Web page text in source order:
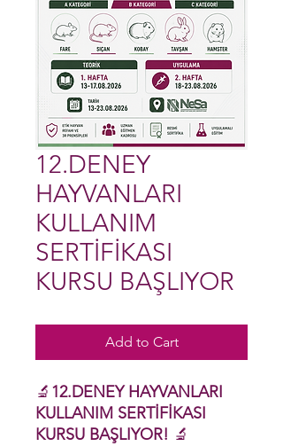
12.DENEY
HAYVANLARI
KULLANIM
SERTİFİKASI
KURSU BAŞLIYOR
Add to Cart
🔬 12.DENEY HAYVANLARI
KULLANIM SERTİFİKASI
KURSU BAŞLIYOR! 🔬